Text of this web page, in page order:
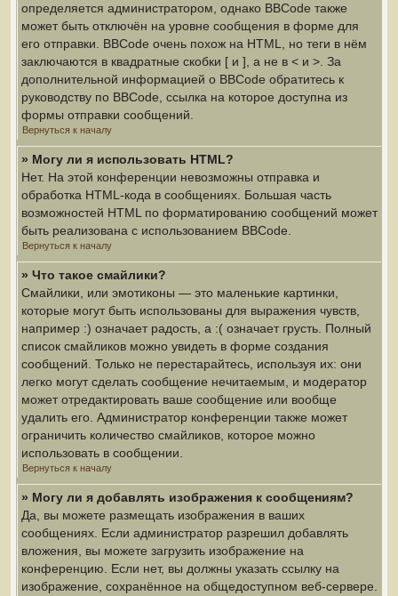
определяется администратором, однако BBCode также
может быть отключён на уровне сообщения в форме для
его отправки. BBCode очень похож на HTML, но теги в нём
заключаются в квадратные скобки [ и ], а не в < и >. За
дополнительной информацией о BBCode обратитесь к
руководству по BBCode, ссылка на которое доступна из
формы отправки сообщений.
Вернуться к началу
» Могу ли я использовать HTML?
Нет. На этой конференции невозможны отправка и
обработка HTML-кода в сообщениях. Большая часть
возможностей HTML по форматированию сообщений может
быть реализована с использованием BBCode.
Вернуться к началу
» Что такое смайлики?
Смайлики, или эмотиконы — это маленькие картинки,
которые могут быть использованы для выражения чувств,
например :) означает радость, а :( означает грусть. Полный
список смайликов можно увидеть в форме создания
сообщений. Только не перестарайтесь, используя их: они
легко могут сделать сообщение нечитаемым, и модератор
может отредактировать ваше сообщение или вообще
удалить его. Администратор конференции также может
ограничить количество смайликов, которое можно
использовать в сообщении.
Вернуться к началу
» Могу ли я добавлять изображения к сообщениям?
Да, вы можете размещать изображения в ваших
сообщениях. Если администратор разрешил добавлять
вложения, вы можете загрузить изображение на
конференцию. Если нет, вы должны указать ссылку на
изображение, сохранённое на общедоступном веб-сервере.